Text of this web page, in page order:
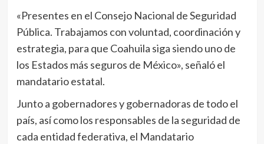
«Presentes en el Consejo Nacional de Seguridad
Pública. Trabajamos con voluntad, coordinación y
estrategia, para que Coahuila siga siendo uno de
los Estados más seguros de México», señaló el
mandatario estatal.
Junto a gobernadores y gobernadoras de todo el
país, así como los responsables de la seguridad de
cada entidad federativa, el Mandatario